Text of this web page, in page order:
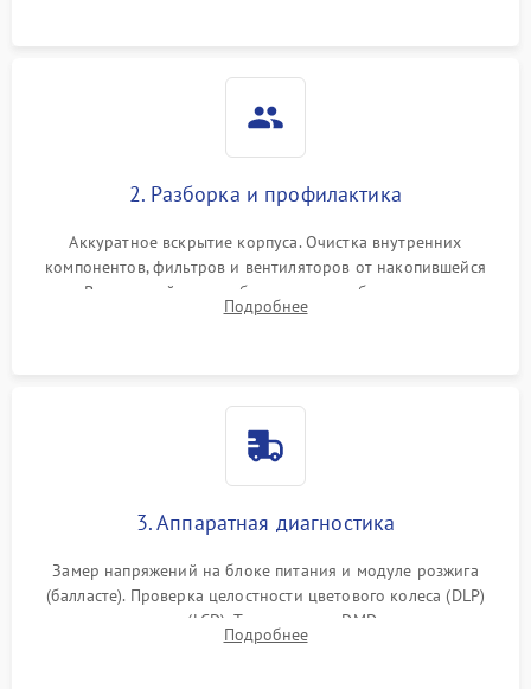
2. Разборка и профилактика
Аккуратное вскрытие корпуса. Очистка внутренних
компонентов, фильтров и вентиляторов от накопившейся
пыли. Визуальный осмотр блока питания, балласта лампы и
материнской платы на наличие прогаров или вздутых
Подробнее
3. Аппаратная диагностика
Замер напряжений на блоке питания и модуле розжига
(балласте). Проверка целостности цветового колеса (DLP)
или поляризаторов (LCD). Тестирование DMD-чипа, датчиков
температуры и оптопар с помощью мультиметра и
Подробнее